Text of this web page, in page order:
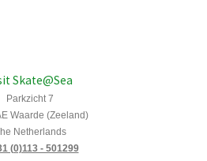
Skate@Sea
Parkzicht 7
Waarde (Zeeland)
Netherlands
(0)113 - 501299